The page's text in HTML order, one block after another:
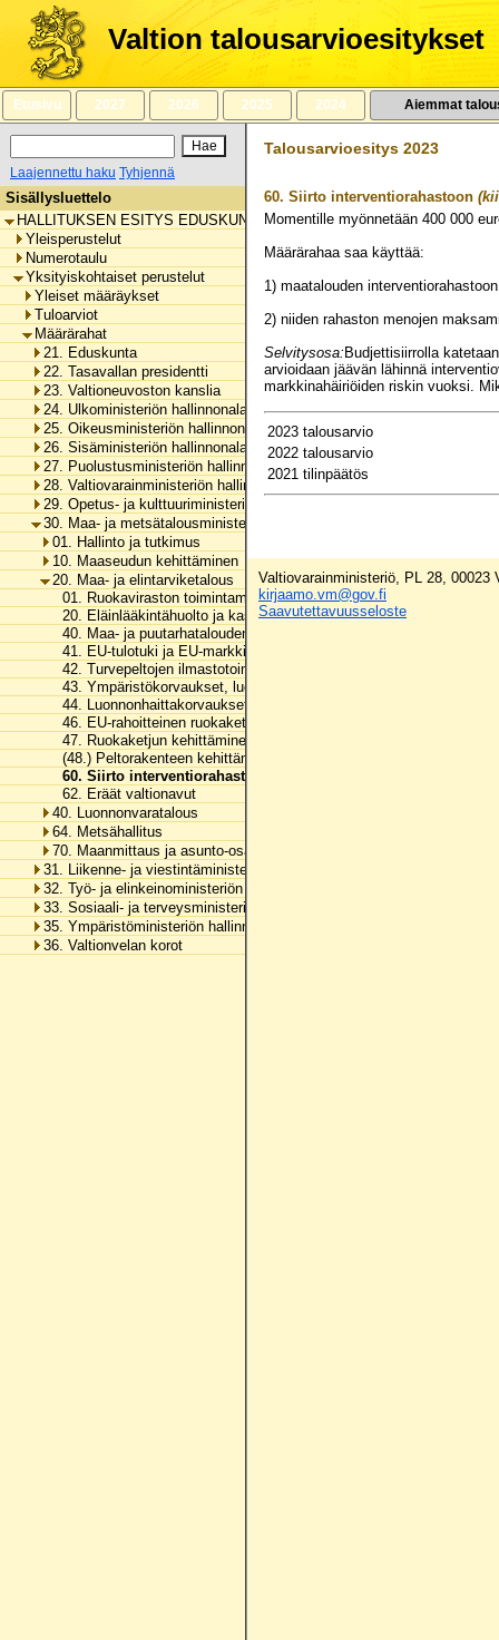
Siirry
sisältöön
Valtion talousarvioesitykset
Etusivu 2027 2026 2025 2024 Aiemmat
Laajennettu haku Tyhjennä
Sisällysluettelo
HALLITUKSEN ESITYS EDUSKUNNALLE VALTION TALOUSARVIOKSI
Yleisperustelut
Numerotaulu
Yksityiskohtaiset perustelut
Yleiset määräykset
Tuloarviot
Määrärahat
21. Eduskunta
22. Tasavallan presidentti
23. Valtioneuvoston kanslia
24. Ulkoministeriön hallinnonala
25. Oikeusministeriön hallinnonala
26. Sisäministeriön hallinnonala
27. Puolustusministeriön hallinnonala
28. Valtiovarainministeriön hallinnonala
29. Opetus- ja kulttuuriministeriön hallinnonala
30. Maa- ja metsätalousministeriön hallinnonala
01. Hallinto ja tutkimus
10. Maaseudun kehittäminen
20. Maa- ja elintarviketalous
01. Ruokaviraston toimintamenot
20. Eläinlääkintähuolto ja kasvintuhoojien torjunta
40. Maa- ja puutarhatalouden kansallinen tuki
41. EU-tulotuki ja EU-markkinatuki
42. Turvepeltojen ilmastotoimet
43. Ympäristökorvaukset, luonnonmukainen tuotanto, neuvonta ja
44. Luonnonhaittakorvaukset
46. EU-rahoitteinen ruokaketjun kehittäminen
47. Ruokaketjun kehittäminen
(48.) Peltorakenteen kehittäminen
60. Siirto interventiorahastoon
62. Eräät valtionavut
40. Luonnonvaratalous
64. Metsähallitus
70. Maanmittaus ja asunto-osakkeiden kirjaaminen
31. Liikenne- ja viestintäministeriön hallinnonala
32. Työ- ja elinkeinoministeriön hallinnonala
33. Sosiaali- ja terveysministeriön hallinnonala
35. Ympäristöministeriön hallinnonala
36. Valtionvelan korot
Talousarvioesitys 2023
60. Siirto interventiorahastoon
Momentille myönnetään 400 000
Määrärahaa saa käyttää:
1) maatalouden
2) niiden rahaston menojen
Selvitysosa: Budjettisiirrolla
arvioidaan jäävän lähinnä
markkinahäiriöiden riskin vuoksi.
2023 talousarvio
2022 talousarvio
2021 tilinpäätös
Valtiovarainministeriö, PL 28, 00023
kirjaamo.vm@gov.fi
Saavutettavuusseloste